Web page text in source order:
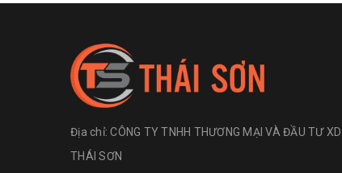
Địa chỉ:CÔNG TY TNHH THƯƠNG MẠI VÀ ĐẦU TƯ XD
THÁI SƠN